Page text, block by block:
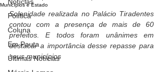
Política
Coluna
Em Pauta
Últimas Notícias
Municípios e Estado
Solenidade realizada no Palácio Tiradentes
contou com a presença de mais de 60
prefeitos. E todos foram unânimes em
destacar a importância desse repasse para
seus municípios